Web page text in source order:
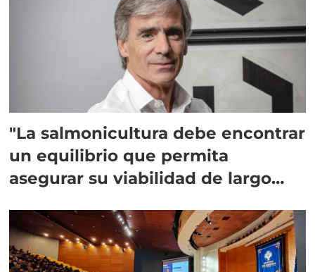
"La salmonicultura debe encontrar
un equilibrio que permita
asegurar su viabilidad de largo